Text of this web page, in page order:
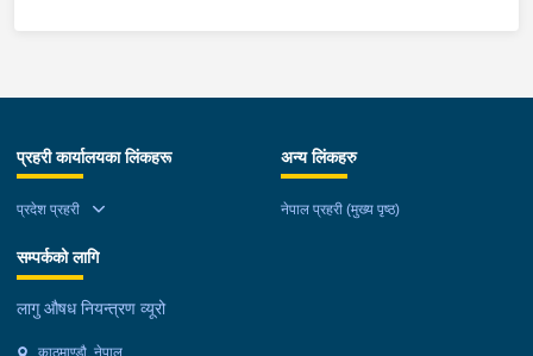
प्रहरी कार्यालयका लिंकहरू
प्रदेश प्रहरी
अन्य लिंकहरु
नेपाल प्रहरी (मुख्य पृष्ठ)
सम्पर्कको लागि
लागु औषध नियन्त्रण व्यूरो
काठमाण्डौ, नेपाल